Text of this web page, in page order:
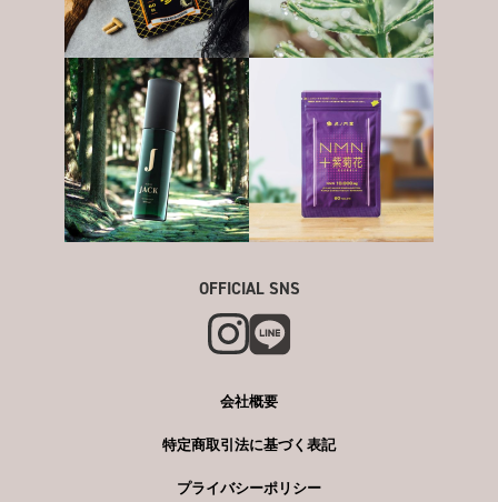
OFFICIAL SNS
会社概要
特定商取引法に基づく表記
プライバシーポリシー